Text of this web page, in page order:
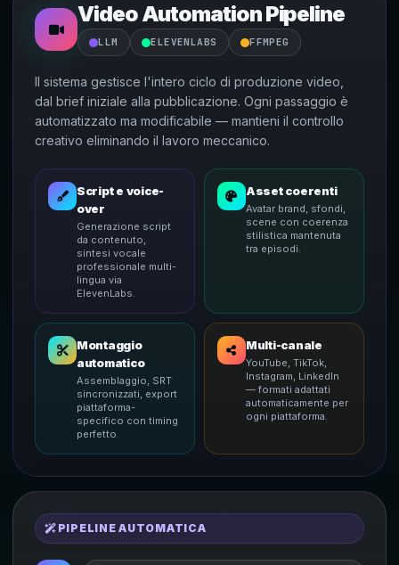
Video Automation Pipeline
LLM ELEVENLABS FFMPEG
Il sistema gestisce l'intero ciclo di produzione video,
dal brief iniziale alla pubblicazione. Ogni passaggio è
automatizzato ma modificabile — mantieni il controllo
creativo eliminando il lavoro meccanico.
Script e voice-
over
Generazione script
da contenuto,
sintesi vocale
professionale multi-
lingua via
ElevenLabs.
Asset coerenti
Avatar brand, sfondi,
scene con coerenza
stilistica mantenuta
tra episodi.
Montaggio
automatico
Assemblaggio, SRT
sincronizzati, export
piattaforma-
specifico con timing
perfetto.
Multi-canale
YouTube, TikTok,
Instagram, LinkedIn
— formati adattati
automaticamente per
ogni piattaforma.
PIPELINE AUTOMATICA